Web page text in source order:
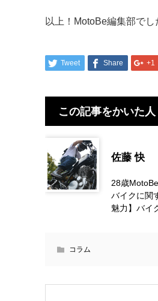
以上！MotoBe編集部でし
Tweet Share +1
この記事をかいた人
佐藤 快
28歳
バイクに関
魅力】バイ
コラム